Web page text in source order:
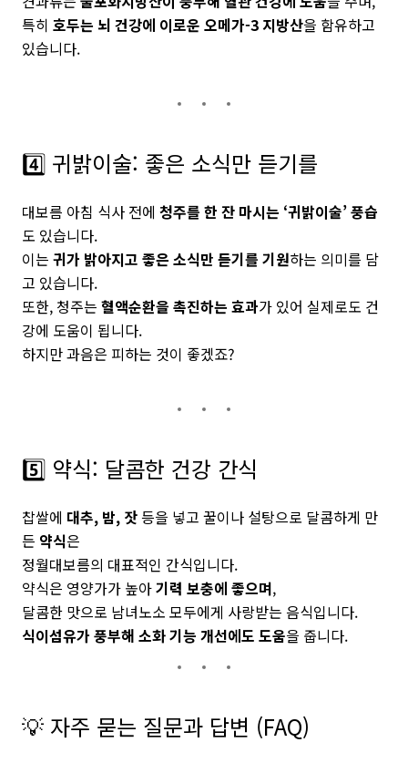
특히 호두는 뇌 건강에 이로운 오메가-3 지방산을 함유하고
있습니다.
4️⃣ 귀밝이술: 좋은 소식만 듣기를
대보름 아침 식사 전에 청주를 한 잔 마시는 ‘귀밝이술’ 풍습
도 있습니다.
이는 귀가 밝아지고 좋은 소식만 듣기를 기원하는 의미를 담
고 있습니다.
또한, 청주는 혈액순환을 촉진하는 효과가 있어 실제로도 건
강에 도움이 됩니다.
하지만 과음은 피하는 것이 좋겠죠?
5️⃣ 약식: 달콤한 건강 간식
찹쌀에 대추, 밤, 잣등을 넣고 꿀이나 설탕으로 달콤하게 만
든 약식은
정월대보름의 대표적인 간식입니다.
약식은 영양가가 높아기력 보충에 좋으며,
달콤한 맛으로 남녀노소 모두에게 사랑받는 음식입니다.
식이섬유가 풍부해 소화 기능 개선에도 도움을 줍니다.
💡 자주 묻는 질문과 답변 (FAQ)